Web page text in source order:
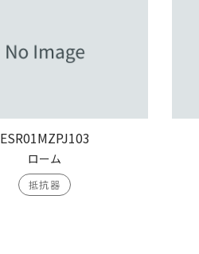
ESR01MZPJ103
ローム
抵抗器